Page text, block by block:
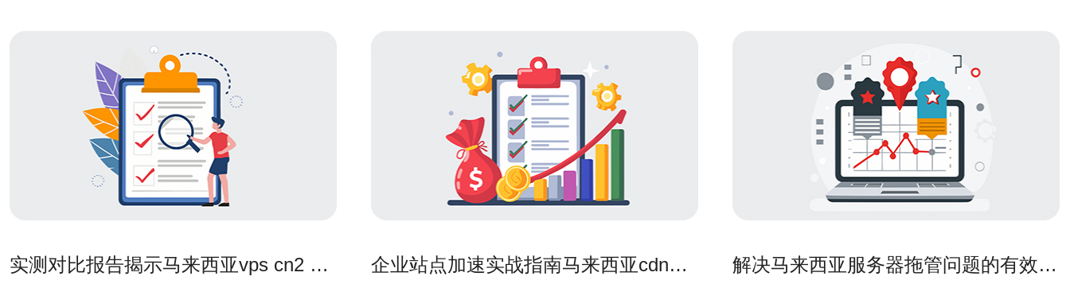
实测对比报告揭示马来西亚vps cn2 gia
企业站点加速实战指南马来西亚cdn机
解决马来西亚服务器拖管问题的有效方